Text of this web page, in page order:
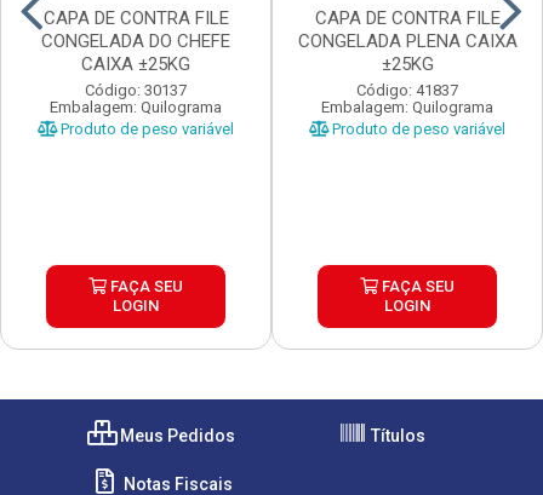
CAPA DE CONTRA FILE
CONGELADA DO CHEFE
CAIXA ±25KG
Código: 30137
Embalagem: Quilograma
Produto de peso variável
FAÇA SEU
LOGIN
CAPA DE CONTRA FILE
CONGELADA PLENA CAIXA
±25KG
Código: 41837
Embalagem: Quilograma
Produto de peso variável
FAÇA SEU
LOGIN
Meus Pedidos Títulos
Notas Fiscais